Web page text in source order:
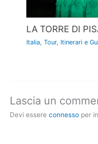
LA TORRE DI
Italia,Tour, Itinerari e
Lascia un
Devi essere connesso per